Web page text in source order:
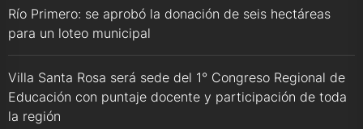
Río Primero: se aprobó la donación de seis hectáreas
para un loteo municipal
Villa Santa Rosa será sede del 1° Congreso Regional de
Educación con puntaje docente y participación de toda
la región